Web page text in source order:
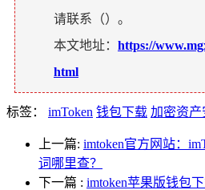
请联系（）。
本文地址： https://
html
标签： imToken 钱包下载 加密资产
上一篇: imtoken官方网站：
词哪里查？
下一篇 : imtoken苹果版钱包